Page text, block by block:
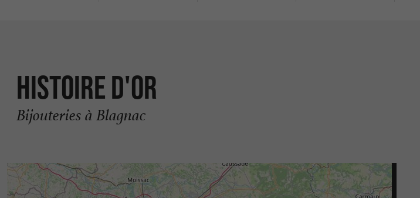
Histoire d'Or
Bijouteries à Blagnac